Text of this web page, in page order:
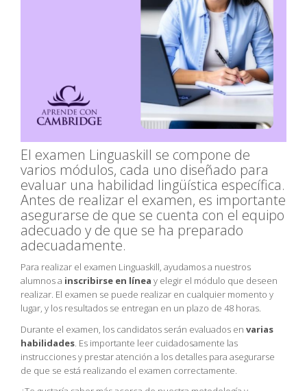
El examen Linguaskill se compone de
varios módulos, cada uno diseñado para
evaluar una habilidad lingüística específica.
Antes de realizar el examen, es importante
asegurarse de que se cuenta con el equipo
adecuado y de que se ha preparado
adecuadamente.
Para realizar el examen Linguaskill, ayudamos a nuestros
alumnos a inscribirse en línea y elegir el módulo que deseen
realizar. El examen se puede realizar en cualquier momento y
lugar, y los resultados se entregan en un plazo de 48 horas.
Durante el examen, los candidatos serán evaluados en varias
habilidades. Es importante leer cuidadosamente las
instrucciones y prestar atención a los detalles para asegurarse
de que se está realizando el examen correctamente.